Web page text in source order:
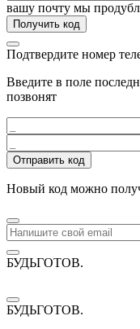
вашу почту мы
Получить код
Подтвердите номер
Введите в поле
позвонят
Отправить код
Новый код можно
БУДЬГОТОВ.
БУДЬГОТОВ.